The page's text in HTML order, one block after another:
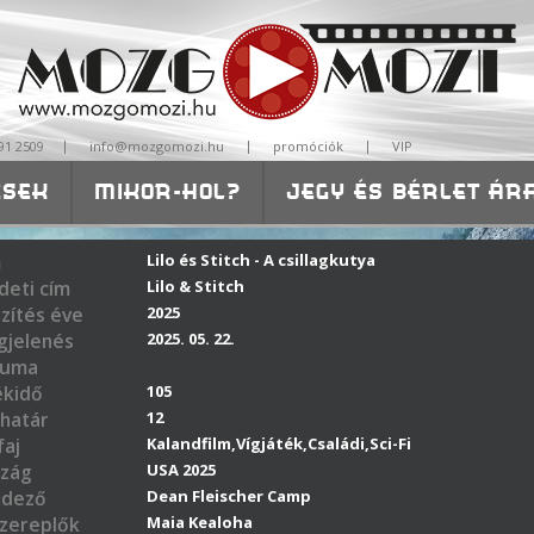
2509 | info@mozgomozi.hu | promóciók | VIP
MIKOR-HOL? JEGY ÉS BÉRLET
ISKOLÁKNAK-ÓVODÁKNAK
Lilo és Stitch - A csillagkutya
cím Lilo & Stitch
éve 2025
2025. 05. 22.
105
12
Kalandfilm,Vígjáték,Családi,Sci-Fi
USA 2025
Dean Fleischer Camp
Maia Kealoha